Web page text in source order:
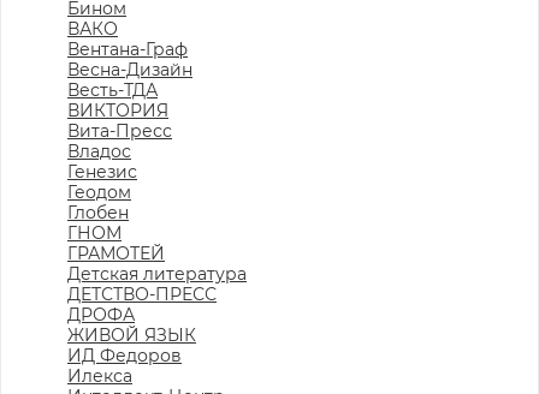
Бином
ВАКО
Вентана-Граф
Весна-Дизайн
Весть-ТДА
ВИКТОРИЯ
Вита-Пресс
Владос
Генезис
Геодом
Глобен
ГНОМ
ГРАМОТЕЙ
Детская литература
ДЕТСТВО-ПРЕСС
ДРОФА
ЖИВОЙ ЯЗЫК
ИД Федоров
Илекса